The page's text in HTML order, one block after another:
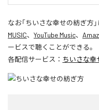
なお「ちいさな幸せの紡ぎ方
MUSIC、 YouTube Music、
ービスで聴くことができる。
各配信サービス： ちいさな幸